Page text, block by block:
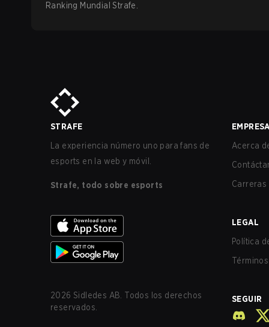
Ranking Mundial Strafe.
STRAFE
La experiencia número uno para fans de
esports en la web y móvil.
Strafe, todo sobre esports
2026 Sidledes AB. Todos los derechos
reservados.
EMPRESA
Acerca
Carreras
LEGAL
Política
SEGUIR